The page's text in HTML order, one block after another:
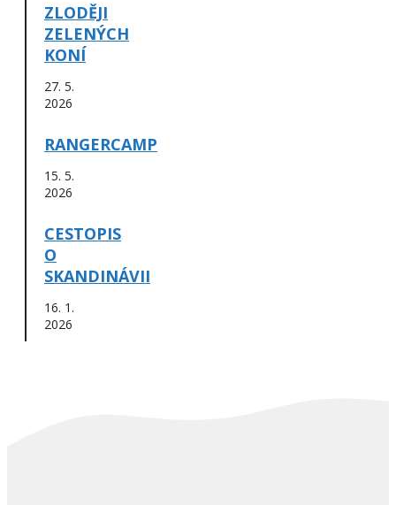
ZLODĚJI
ZELENÝCH
KONÍ
27. 5.
2026
RANGERCAMP
15. 5.
2026
CESTOPIS
O
SKANDINÁVII
16. 1.
2026